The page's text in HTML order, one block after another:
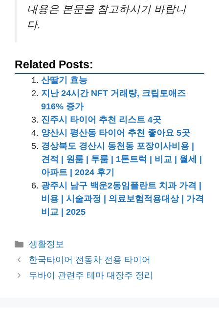
내용은 본문을 참고하시기 바랍니
다.
Related Posts:
산딸기 효능
지난 24시간 NFT 거래량, 크립토애즈
916% 증가
진주시 타이어 추천 리스트 4곳
양산시 평산동 타이어 추천 좋아요 5곳
경상북도 경산시 동천동 포장이사비용 |
견적 | 원룸 | 투룸 | 1톤트럭 | 비교 | 월세 |
아파트 | 2024 후기
광주시 남구 백운2동임플란트 치과 가격 |
비용 | 시술과정 | 의료보험적용대상 | 가격
비교 | 2025
카
테
리
생활정보
한국타이어 전동차 전용 타이어
두바이 관련주 테마 대장주 정리